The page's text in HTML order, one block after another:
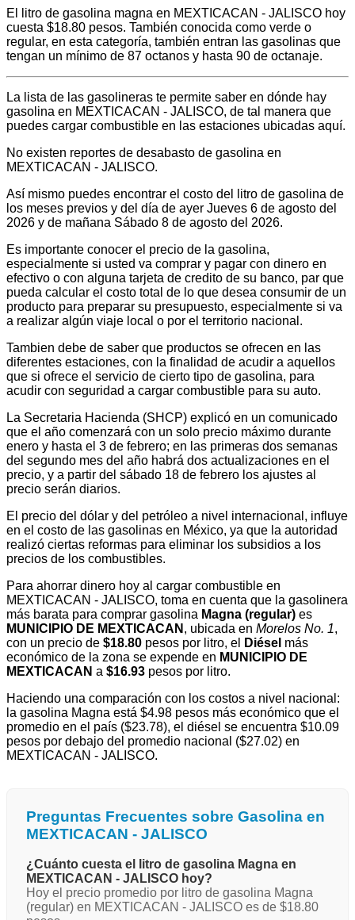
El litro de gasolina magna en MEXTICACAN - JALISCO hoy
cuesta $18.80 pesos. También conocida como verde o
regular, en esta categoría, también entran las gasolinas que
tengan un mínimo de 87 octanos y hasta 90 de octanaje.
La lista de las gasolineras te permite saber en dónde hay
gasolina en MEXTICACAN - JALISCO, de tal manera que
puedes cargar combustible en las estaciones ubicadas aquí.
No existen reportes de desabasto de gasolina en
MEXTICACAN - JALISCO.
Así mismo puedes encontrar el costo del litro de gasolina de
los meses previos y del día de ayer Jueves 6 de agosto del
2026 y de mañana Sábado 8 de agosto del 2026.
Es importante conocer el precio de la gasolina,
especialmente si usted va comprar y pagar con dinero en
efectivo o con alguna tarjeta de credito de su banco, par que
pueda calcular el costo total de lo que desea consumir de un
producto para preparar su presupuesto, especialmente si va
a realizar algún viaje local o por el territorio nacional.
Tambien debe de saber que productos se ofrecen en las
diferentes estaciones, con la finalidad de acudir a aquellos
que si ofrece el servicio de cierto tipo de gasolina, para
acudir con seguridad a cargar combustible para su auto.
La Secretaria Hacienda (SHCP) explicó en un comunicado
que el año comenzará con un solo precio máximo durante
enero y hasta el 3 de febrero; en las primeras dos semanas
del segundo mes del año habrá dos actualizaciones en el
precio, y a partir del sábado 18 de febrero los ajustes al
precio serán diarios.
El precio del dólar y del petróleo a nivel internacional, influye
en el costo de las gasolinas en México, ya que la autoridad
realizó ciertas reformas para eliminar los subsidios a los
precios de los combustibles.
Para ahorrar dinero hoy al cargar combustible en
MEXTICACAN - JALISCO, toma en cuenta que la gasolinera
más barata para comprar gasolina Magna (regular) es
MUNICIPIO DE MEXTICACAN , ubicada en Morelos No. 1,
con un precio de $18.80 pesos por litro, el Diésel más
económico de la zona se expende en MUNICIPIO DE
MEXTICACAN a $16.93 pesos por litro.
Haciendo una comparación con los costos a nivel nacional:
la gasolina Magna está $4.98 pesos más económico que el
promedio en el país ($23.78), el diésel se encuentra $10.09
pesos por debajo del promedio nacional ($27.02) en
MEXTICACAN - JALISCO.
Preguntas Frecuentes sobre Gasolina en
MEXTICACAN - JALISCO
¿Cuánto cuesta el litro de gasolina Magna en
MEXTICACAN - JALISCO hoy?
Hoy el precio promedio por litro de gasolina Magna
(regular) en MEXTICACAN - JALISCO es de $18.80